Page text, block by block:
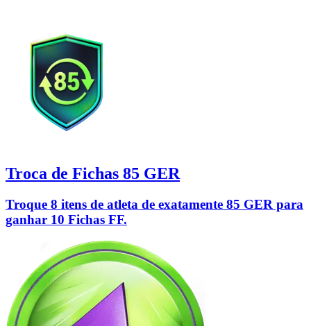
Troca de Fichas 85 GER
Troque 8 itens de atleta de exatamente 85 GER para
ganhar 10 Fichas FF.